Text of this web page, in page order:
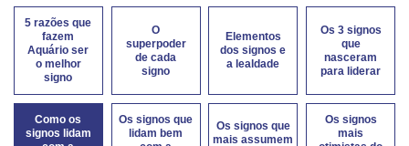
5 razões que
fazem
Aquário ser
o melhor
signo
O
superpoder
de cada
signo
Elementos
dos signos e
a lealdade
Os 3 signos
que
nasceram
para liderar
Como os
signos lidam
Os signos que
lidam bem
Os signos que
mais assumem
Os signos
mais